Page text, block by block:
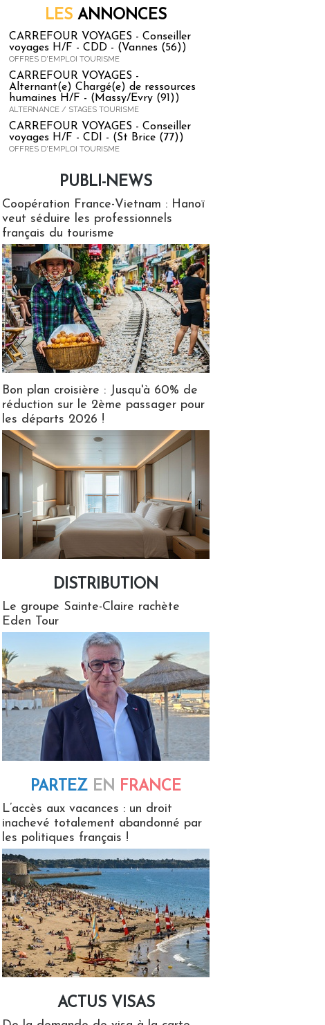
LES ANNONCES
CARREFOUR VOYAGES - Conseiller
voyages H/F - CDD - (Vannes (56))
OFFRES D'EMPLOI TOURISME
CARREFOUR VOYAGES -
Alternant(e) Chargé(e) de ressources
humaines H/F - (Massy/Evry (91))
ALTERNANCE / STAGES TOURISME
CARREFOUR VOYAGES - Conseiller
voyages H/F - CDI - (St Brice (77))
OFFRES D'EMPLOI TOURISME
PUBLI-NEWS
Coopération France-Vietnam : Hanoï
veut séduire les professionnels
français du tourisme
Bon plan croisière : Jusqu'à 60% de
réduction sur le 2ème passager pour
les départs 2026 !
DISTRIBUTION
Le groupe Sainte-Claire rachète
Eden Tour
PARTEZ EN FRANCE
L’accès aux vacances : un droit
inachevé totalement abandonné par
les politiques français !
ACTUS VISAS